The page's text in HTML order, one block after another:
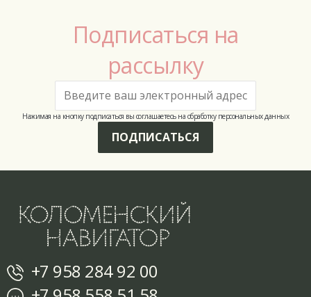
Подписаться на
рассылку
Нажимая на кнопку подписаться вы соглашаетесь на обработку персональных данных
ПОДПИСАТЬСЯ
+7 958 284 92 00